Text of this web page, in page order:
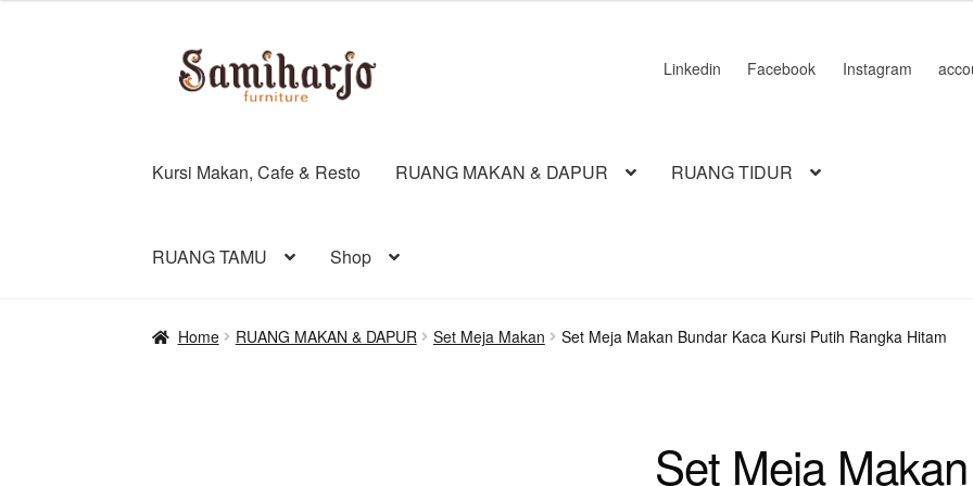
Skip
Skip
Linkedin Facebook Instagram
Kursi Makan, Cafe & Resto RUANG MAKAN & DAPUR RUANG TIDUR
RUANG TAMU Shop
Home RUANG MAKAN & DAPUR Set Meja Makan Set Meja Makan Bundar Kaca Kursi Putih Rangka Hitam
Set Meja